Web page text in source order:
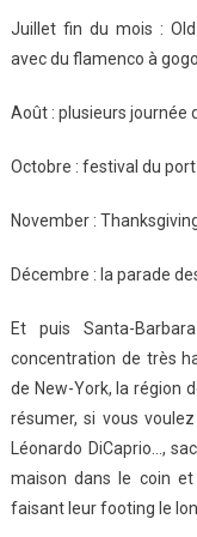
Juillet fin du mois :
avec du flamenco à gogo
Août : plusieurs journée
Octobre : festival du
November :
Décembre : la parade
Et puis Santa-
concentration de très
de New-York, la région
résumer, si vous
Léonardo DiCaprio…,
maison dans le coin
faisant leur footing le